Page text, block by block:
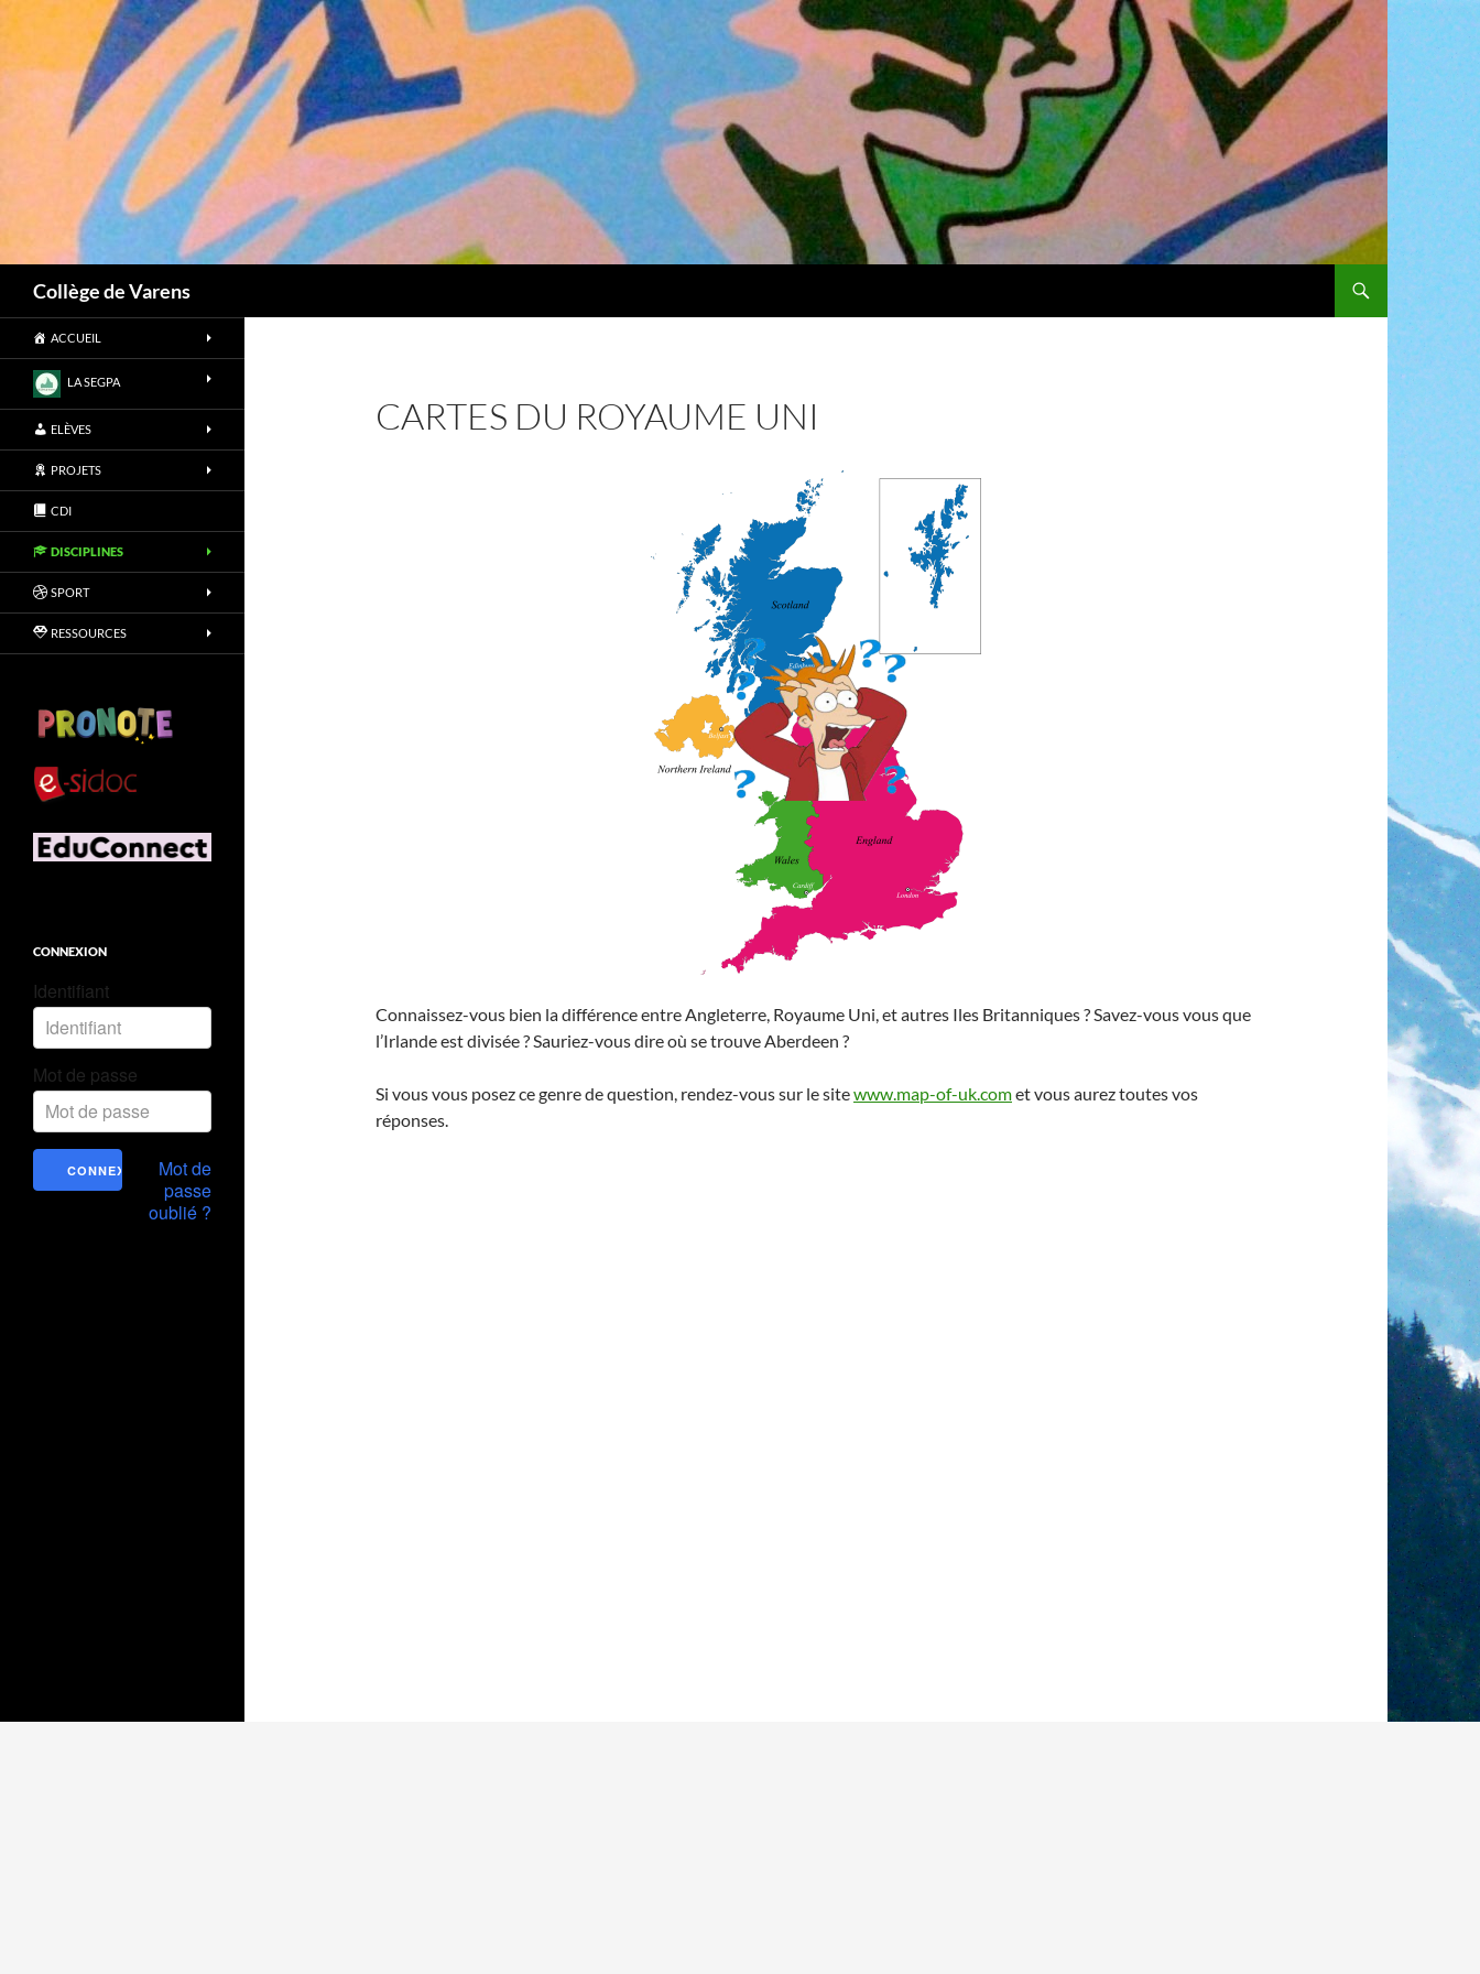
Aller
contenu
Collège de Varens
CARTES DU ROYAUME UNI
Connaissez-vous bien la différence entre Angleterre, Royaume Uni, et autres Iles Britanniques ? Savez-vous vous que
l’Irlande est divisée ? Sauriez-vous dire où se trouve Aberdeen ?
Si vous vous posez ce genre de question, rendez-vous sur le sitewww.map-of-uk.comet vous aurez toutes vos
réponses.
ACCUEIL
LA SEGPA
ELÈVES
PROJETS
CDI
DISCIPLINES
SPORT
RESSOURCES
CONNEXION
Identifiant
Mot de passe
Mot de
passe
oublié ?